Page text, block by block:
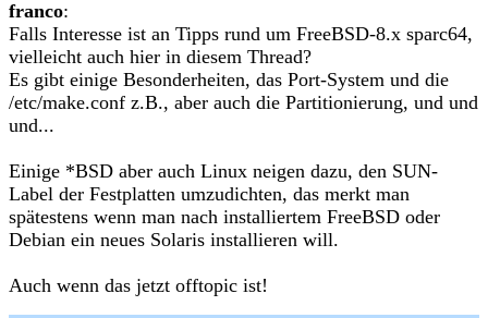
franco:
Falls Interesse ist an Tipps rund um FreeBSD-8.x sparc64,
vielleicht auch hier in diesem Thread?
Es gibt einige Besonderheiten, das Port-System und die
/etc/make.conf z.B., aber auch die Partitionierung, und und
und...
Einige *BSD aber auch Linux neigen dazu, den SUN-
Label der Festplatten umzudichten, das merkt man
spätestens wenn man nach installiertem FreeBSD oder
Debian ein neues Solaris installieren will.
Auch wenn das jetzt offtopic ist!